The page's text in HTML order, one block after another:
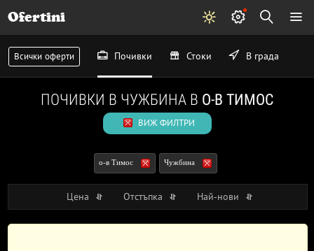
Ofertini
Всички оферти Почивки Стоки В града
ПОЧИВКИ В ЧУЖБИНА В О-В ТИМОС
ВИЖ ФИЛТРИ
о-в Тимос Чужбина
Цена Отстъпка Най-нови